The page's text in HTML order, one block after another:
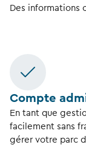
Des informations
Compte
En tant que
facilement sans
gérer votre parc